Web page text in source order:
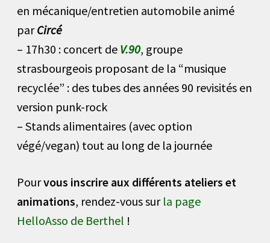
en mécanique/entretien automobile animé
parCircé
– 17h30 : concert de V.90, groupe
strasbourgeois proposant de la “musique
recyclée” : des tubes des années 90 revisités en
version punk-rock
– Stands alimentaires (avec option
végé/vegan) tout au long de la journée
Pourvous inscrire aux différents ateliers et
animations, rendez-vous sur la page
HelloAsso de Berthel !